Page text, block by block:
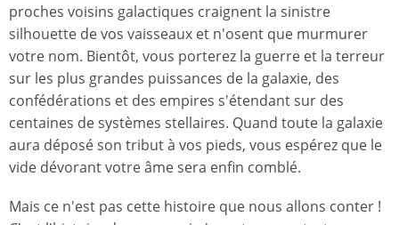
proches voisins galactiques craignent la sinistre
silhouette de vos vaisseaux et n'osent que murmurer
votre nom. Bientôt, vous porterez la guerre et la terreur
sur les plus grandes puissances de la galaxie, des
confédérations et des empires s'étendant sur des
centaines de systèmes stellaires. Quand toute la galaxie
aura déposé son tribut à vos pieds, vous espérez que le
vide dévorant votre âme sera enfin comblé.
Mais ce n'est pas cette histoire que nous allons conter !